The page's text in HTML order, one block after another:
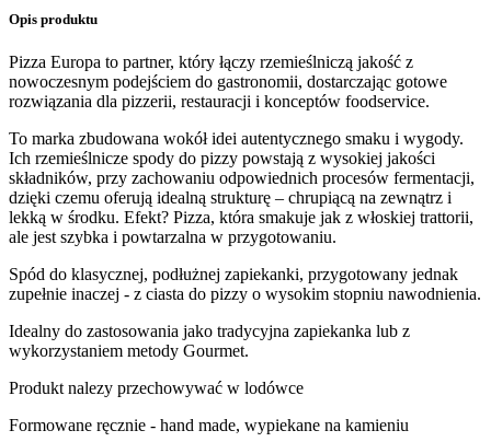
Opis produktu
Pizza Europa to partner, który łączy rzemieślniczą jakość z
nowoczesnym podejściem do gastronomii, dostarczając gotowe
rozwiązania dla pizzerii, restauracji i konceptów foodservice.
To marka zbudowana wokół idei autentycznego smaku i wygody.
Ich rzemieślnicze spody do pizzy powstają z wysokiej jakości
składników, przy zachowaniu odpowiednich procesów fermentacji,
dzięki czemu oferują idealną strukturę – chrupiącą na zewnątrz i
lekką w środku. Efekt? Pizza, która smakuje jak z włoskiej trattorii,
ale jest szybka i powtarzalna w przygotowaniu.
Spód do klasycznej, podłużnej zapiekanki, przygotowany jednak
zupełnie inaczej - z ciasta do pizzy o wysokim stopniu nawodnienia.
Idealny do zastosowania jako tradycyjna zapiekanka lub z
wykorzystaniem metody Gourmet.
Produkt nalezy przechowywać w lodówce
Formowane ręcznie - hand made, wypiekane na kamieniu